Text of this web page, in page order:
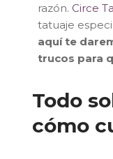
razón. Circe
tatuaje
aquí te
trucos para
Todo
cómo